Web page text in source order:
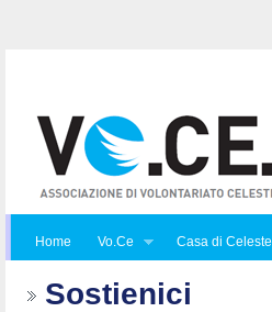
Home Vo.Ce Casa di Celeste
Sostienici